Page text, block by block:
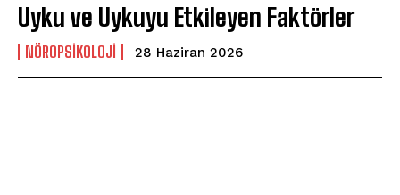
Uyku ve Uykuyu Etkileyen Faktörler
NÖROPSIKOLOJI 28 Haziran 2026